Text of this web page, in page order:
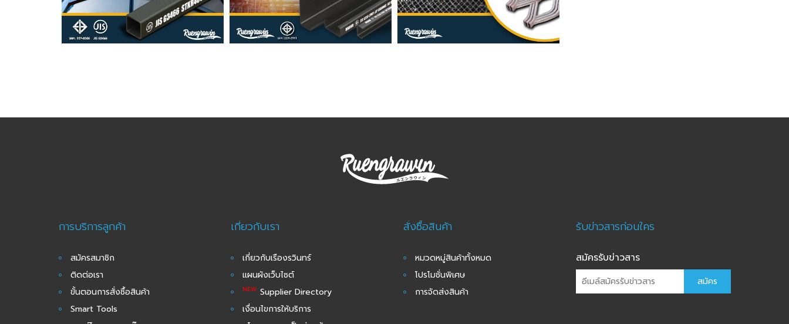
การบริการลูกค้า
สมัครสมาชิก
ติดต่อเรา
ขั้นตอนการสั่งซื้อสินค้า
Smart Tools
เกี่ยวกับเรา
เกี่ยวกับเรืองรวินทร์
แผนผังเว็บไซต์
NEW Supplier Directory
เงื่อนไขการให้บริการ
สั่งซื้อสินค้า
หมวดหมู่สินค้าทั้งหมด
โปรโมชั่นพิเศษ
การจัดส่งสินค้า
รับข่าวสารก่อนใคร
สมัครรับข่าวสาร
สมัคร